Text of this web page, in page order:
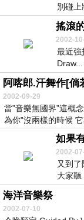
別碰上
跑，用
搖滾
2002-
最近強
Draw...
阿喀郎.汗舞作[
2002-09-29
當”音樂無國界”這概
為你”沒兩樣的時候
如果
2002-
又到
大家聽
這個...
海洋音樂祭
2002-07-10